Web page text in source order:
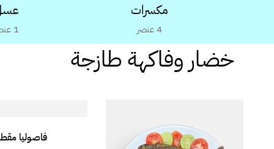
مكسرات
4 عنصر 1
خضار وفاكهة طازجة
فاصوليا